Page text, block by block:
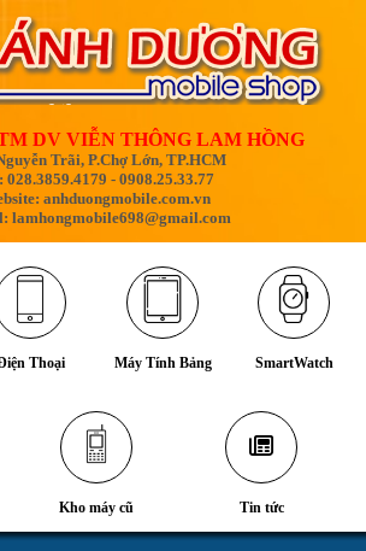
DV VIỄN THÔNG LAM HỒNG
Trãi, P.Chợ Lớn, TP.HCM
028.3859.4179 - 0908.25.33.77
anhduongmobile.com.vn
lamhongmobile698@gmail.com
Thoại Máy Tính Bảng SmartWatch
Kho máy cũ Tin tức